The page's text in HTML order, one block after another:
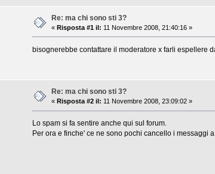
Re: ma chi sono sti 3?
«Risposta #1 il: 11 Novembre 2008, 21:40:16 »
bisognerebbe contattare il moderatore x farli espellere
Re: ma chi sono sti 3?
«Risposta #2 il: 11 Novembre 2008, 23:09:02 »
Lo spam si fa sentire anche qui sul forum.
Per ora e finche' ce ne sono pochi cancello i messaggi